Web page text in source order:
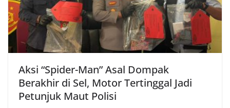
Aksi “Spider-Man” Asal Dompak
Berakhir di Sel, Motor Tertinggal Jadi
Petunjuk Maut Polisi